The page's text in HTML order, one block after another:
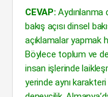
CEVAP: Aydınlanma
bakış açısı dinsel
açıklamalar yapmak
Böylece toplum ve
insan işlerinde
yerinde aynı karakteri